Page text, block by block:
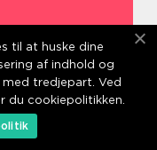
til at huske dine
af indhold og
tredjepart. Ved
du cookiepolitikken.